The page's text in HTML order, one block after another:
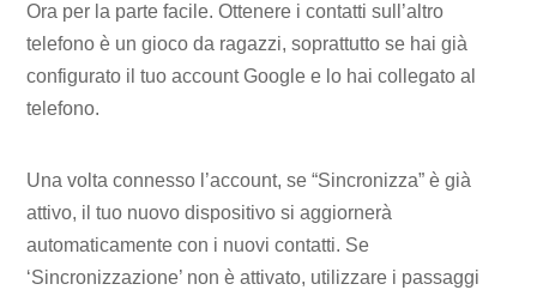
Ora per la parte facile. Ottenere i contatti sull’altro
telefono è un gioco da ragazzi, soprattutto se hai già
configurato il tuo account Google e lo hai collegato al
telefono.
Una volta connesso l’account, se “Sincronizza” è già
attivo, il tuo nuovo dispositivo si aggiornerà
automaticamente con i nuovi contatti. Se
‘Sincronizzazione’ non è attivato, utilizzare i passaggi